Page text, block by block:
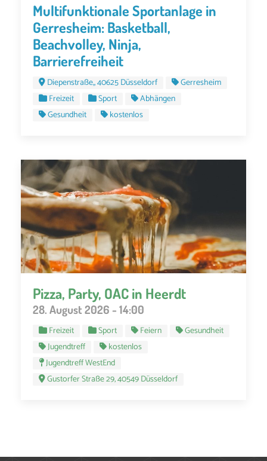
Multifunktionale Sportanlage in
Gerresheim: Basketball,
Beachvolley, Ninja,
Barrierefreiheit
Diepenstraße,, 40625 Düsseldorf
Gerresheim
Freizeit
Sport
Abhängen
Gesundheit
kostenlos
Pizza, Party, OAC in Heerdt
28. August 2026 - 14:00
Freizeit Sport Feiern
Gesundheit
Jugendtreff
kostenlos
Jugendtreff WestEnd
Gustorfer Straße 29, 40549 Düsseldorf